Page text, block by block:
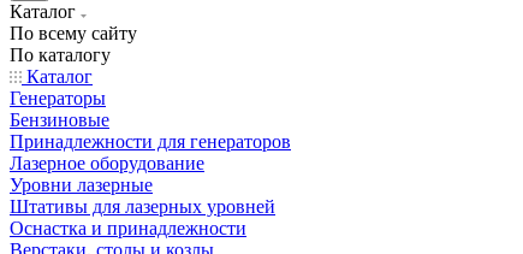
Каталог
По всему сайту
По каталогу
Каталог
Генераторы
Бензиновые
Принадлежности для генераторов
Лазерное оборудование
Уровни лазерные
Штативы для лазерных уровней
Оснастка и принадлежности
Верстаки, столы и козлы